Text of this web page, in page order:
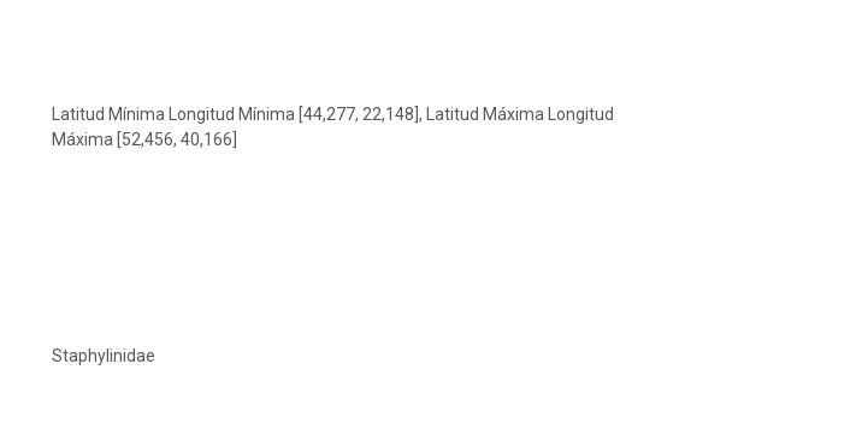
Latitud Mínima Longitud Mínima [44,277, 22,148], Latitud Máxima Longitud
Máxima [52,456, 40,166]
Staphylinidae